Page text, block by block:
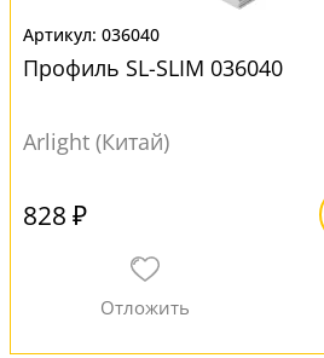
036040
Профиль SL-SLIM 036040
Arlight (Китай)
828 ₽